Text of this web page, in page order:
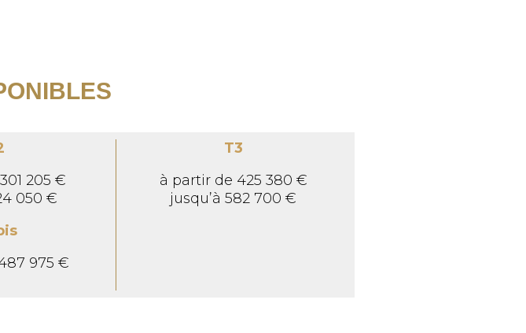
205 €
050 €
975 €
T3
à partir de 425 380 €
jusqu’à 582 700 €